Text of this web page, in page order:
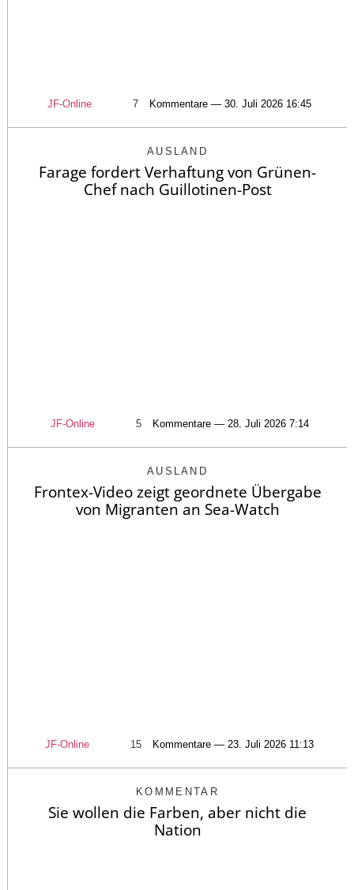
JF-Online 7 Kommentare — 30. Juli 2026 16:45
AUSLAND
Farage fordert Verhaftung von Grünen-
Chef nach Guillotinen-Post
JF-Online 5 Kommentare — 28. Juli 2026 7:14
AUSLAND
Frontex-Video zeigt geordnete Übergabe
von Migranten an Sea-Watch
JF-Online 15 Kommentare — 23. Juli 2026 11:13
KOMMENTAR
Sie wollen die Farben, aber nicht die
Nation